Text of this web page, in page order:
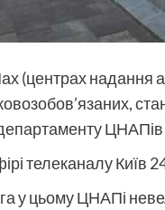
(центрах надання
телеканалу Київ
у цьому ЦНАПі